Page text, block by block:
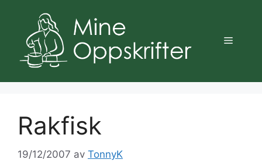
innhold
Meny
Rakfisk
19/12/2007 av TonnyK